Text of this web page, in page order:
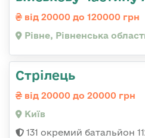
від 20000 до 120000 грн
Рівне, Рівненська
Стрілець
від 20000 до 20000 грн
Київ
131 окремий батальйон